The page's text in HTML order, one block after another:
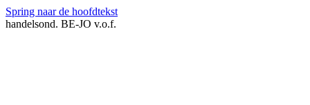
Spring naar de hoofdtekst
handelsond. BE-JO v.o.f.